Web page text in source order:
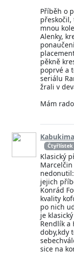
Příběh o
mnou
Alenky,
pěkně
poprvé a
seriálu
žrali v
Mám
Čtyřlístek
Klasický
jejich
Konrád
kvality
po nich
je
Rendlík a
doby,kdy
sice na